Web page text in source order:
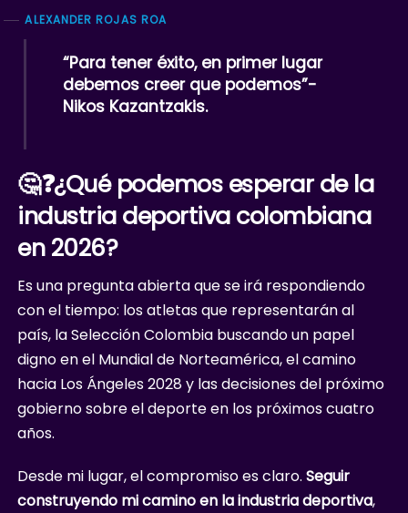
ALEXANDER ROJAS ROA
“Para tener éxito, en primer lugar
debemos creer que podemos”-
Nikos Kazantzakis.
🤔❓¿Qué podemos esperar de la
industria deportiva colombiana
en 2026?
Es una pregunta abierta que se irá respondiendo
con el tiempo: los atletas que representarán al
país, la Selección Colombia buscando un papel
digno en el Mundial de Norteamérica, el camino
hacia Los Ángeles 2028 y las decisiones del próximo
gobierno sobre el deporte en los próximos cuatro
años.
Desde mi lugar, el compromiso es claro.Seguir
construyendo mi camino en la industria deportiva,